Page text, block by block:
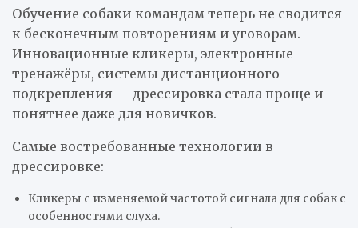
Обучение собаки командам теперь не сводится
к бесконечным повторениям и уговорам.
Инновационные кликеры, электронные
тренажёры, системы дистанционного
подкрепления — дрессировка стала проще и
понятнее даже для новичков.
Самые востребованные технологии в
дрессировке:
Кликеры с изменяемой частотой сигнала для собак с
особенностями слуха.